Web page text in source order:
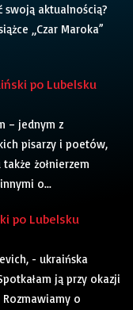
swoją aktualnością?
„Czar Maroka”
po Lubelsku
– jednym z
pisarzy i poetów,
żołnierzem
o...
po Lubelsku
- ukraińska
ją przy okazji
o